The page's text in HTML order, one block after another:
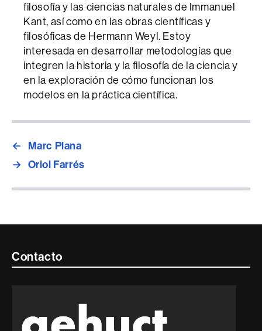
filosofía y las ciencias naturales de Immanuel
Kant, así como en las obras científicas y
filosóficas de Hermann Weyl. Estoy
interesada en desarrollar metodologías que
integren la historia y la filosofía de la ciencia y
en la exploración de cómo funcionan los
modelos en la práctica científica.
←
Marc Plana
→ Oriol Farrés
Contacte
informació
legal
Contacto